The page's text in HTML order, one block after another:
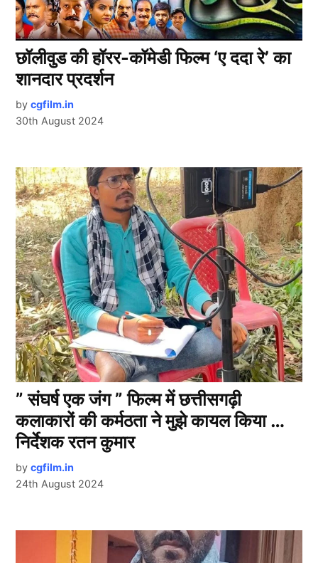
छॉलीवुड की हॉरर-कॉमेडी फिल्म ‘ए ददा रे’ का
शानदार प्रदर्शन
by cgfilm.in
30th August 2024
” संघर्ष एक जंग ” फिल्म में छत्तीसगढ़ी
कलाकारों की कर्मठता ने मुझे कायल किया …
निर्देशक रतन कुमार
by cgfilm.in
24th August 2024